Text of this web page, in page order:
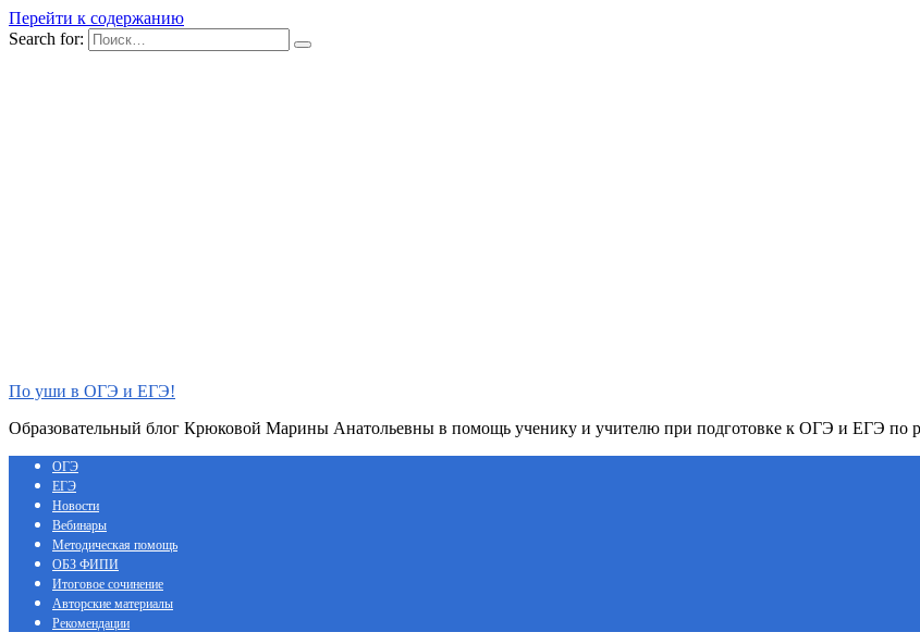
Перейти к содержанию
Search for:
По уши в ОГЭ и ЕГЭ!
Образовательный блог Крюковой Марины Анатольевны в помощь ученику и учителю при подготовке к ОГЭ и ЕГЭ по
ОГЭ
ЕГЭ
Новости
Вебинары
Методическая помощь
ОБЗ ФИПИ
Итоговое сочинение
Авторские материалы
Рекомендации